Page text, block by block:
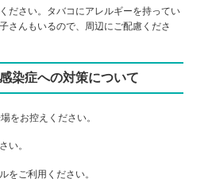
ださい。タバコにアレルギーを持ってい
さんもいるので、周辺にご配慮くださ
染症への対策について
をお控えください。
い。
をご利用ください。